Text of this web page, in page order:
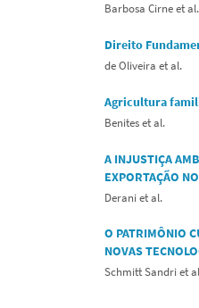
Barbosa Cirne et al.
Direito
de Oliveira et al.
Agricultura
Benites et al.
A INJUSTIÇA
EXPORTAÇÃO
Derani et al.
O PATRIMÔNIO
NOVAS
Schmitt Sandri et